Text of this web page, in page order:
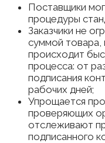
Поставщики
процедуры
Заказчики не
суммой товара,
происходит
процесса: от
подписания
рабочих дней;
Упрощается
проверяющих
отслеживают
подписанного